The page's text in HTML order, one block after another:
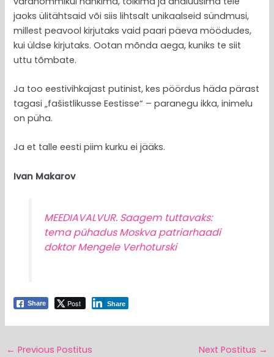
jaoks ülitähtsaid või siis lihtsalt unikaalseid sündmusi,
millest peavool kirjutaks vaid paari päeva möödudes,
kui üldse kirjutaks. Ootan mõnda aega, kuniks te siit
uttu tõmbate.
Ja too eestivihkajast putinist, kes pöördus häda pärast
tagasi „fašistlikusse Eestisse“ – paranegu ikka, inimelu
on püha.
Ja et talle eesti piim kurku ei jääks.
Ivan Makarov
MEEDIAVALVUR. Saagem tuttavaks:
tema pühadus Moskva patriarhaadi
doktor Mengele Verhoturski
Share Post Share
← Previous Postitus Next Postitus →